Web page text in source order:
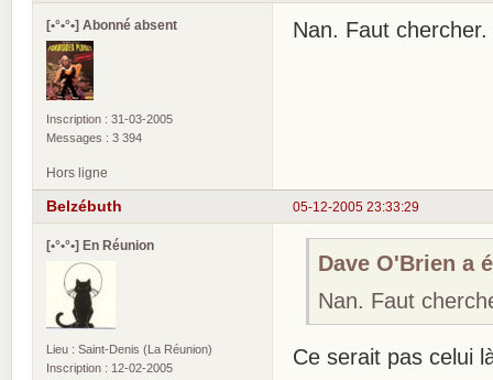
[•°•°•] Abonné absent
Inscription : 31-03-2005
Messages : 3 394
Nan. Faut
Hors ligne
05-12-2005 23:33:29
Belzébuth
[•°•°•] En Réunion
Lieu : Saint-Denis (La Réunion)
Inscription : 12-02-2005
Dave O'Brien a
Nan. Faut
Ce serait pas